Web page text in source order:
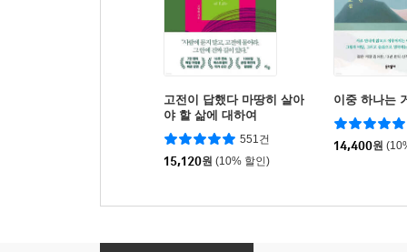
고전이 답했다 마땅히 살아
야 할 삶에 대하여
551건
15,120원 (10% 할인)
이중 하나는
14,400원